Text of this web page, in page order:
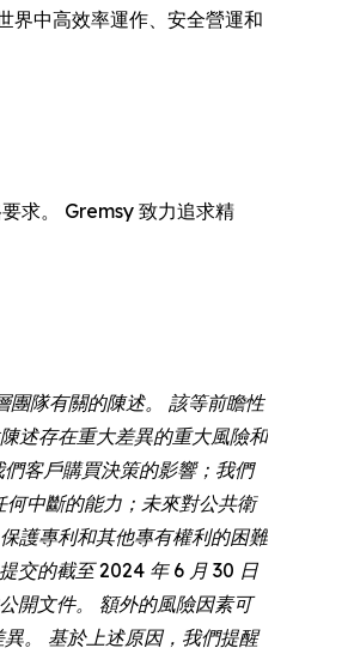
界中高效率運作、安全營運和
求。 Gremsy 致力追求精
隊有關的陳述。 該等前瞻性
述存在重大差異的重大風險和
客戶購買決策的影響；我們
中斷的能力；未來對公共衛
護專利和其他專有權利的困難
交的截至 2024 年 6 月 30 日
開文件。 額外的風險因素可
。 基於上述原因，我們提醒